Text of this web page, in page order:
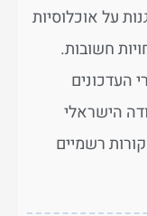
על אוכלוסיות
חשובות.
העדכונים
הישראלי
מקורות רשמיים